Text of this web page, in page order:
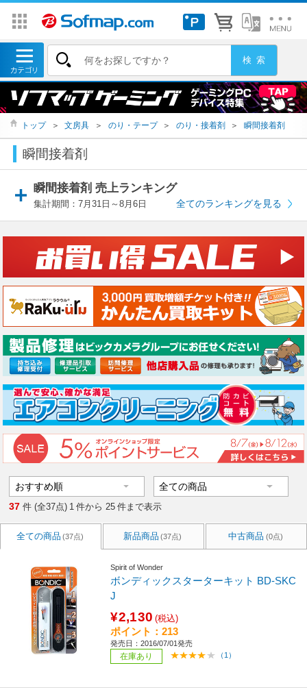
トップ ＞ 文房具 ＞ のり・テープ ＞ のり・接着剤 ＞ 瞬間接着剤
瞬間接着剤
瞬間接着剤 売上ランキング
集計期間：7月31日～8月6日 全てのランキングを見る
37 件 (全37点) 1 件から 25 件まで表示
全ての商品 (37点) 新品商品 (37点) 中古商品 (0点)
Spirit of Wonder
ボンディックスターターキット BD-SKC
J
¥2,130 (税込)
ポイント：213
発売日：2016/07/01発売
在庫あり （1）